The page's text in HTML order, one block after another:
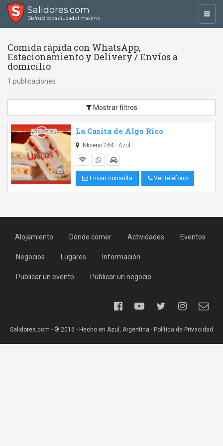
Salidores.com
Disfrutá cada ciudad al máximo
Comida rápida con WhatsApp,
Estacionamiento y Delivery / Envíos a
domicilio
1 publicaciones
Mostrar filtros
La Casita de Algo Rico
Moreno 264 - Azul
Enviar consulta Ver teléfono
Alojamiento Dónde comer Actividades Eventos
Negocios Lugares Información
Publicar un evento Publicar un negocio
Salidores.com - ® 2016 - Hecho en Azul, Argentina - Política de Privacidad